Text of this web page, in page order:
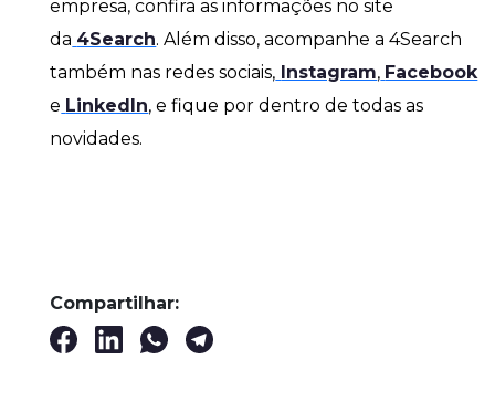
empresa, confira as informações no site
da 4Search. Além disso, acompanhe a 4Search
também nas redes sociais, Instagram, Facebook
e LinkedIn, e fique por dentro de todas as
novidades.
Compartilhar: